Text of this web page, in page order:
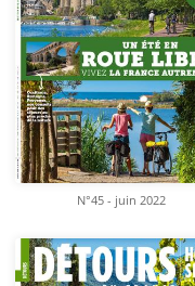
N°45 - juin 2022